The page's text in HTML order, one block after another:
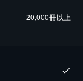
20,000冊以上